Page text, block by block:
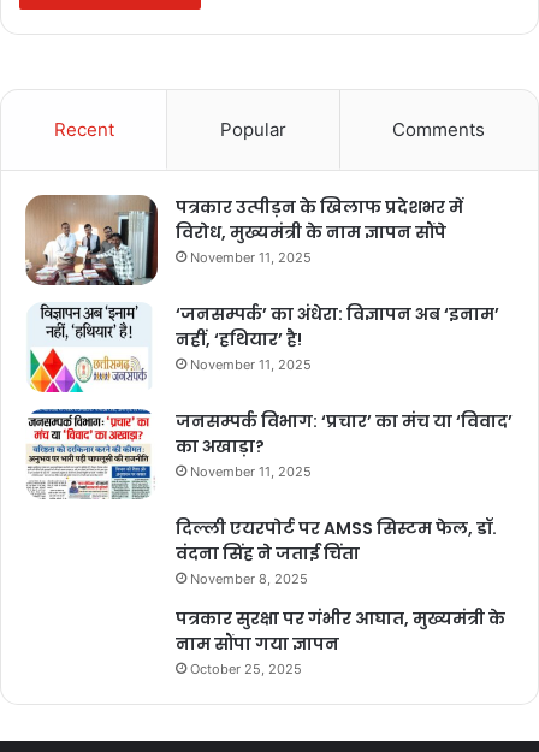
Recent Popular Comments
पत्रकार उत्पीड़न के खिलाफ प्रदेशभर में
विरोध, मुख्यमंत्री के नाम ज्ञापन सौंपे
November 11, 2025
‘जनसम्पर्क’ का अंधेरा: विज्ञापन अब ‘इनाम’
नहीं, ‘हथियार’ है!
November 11, 2025
जनसम्पर्क विभाग: ‘प्रचार’ का मंच या ‘विवाद’
का अखाड़ा?
November 11, 2025
दिल्ली एयरपोर्ट पर AMSS सिस्टम फेल, डॉ.
वंदना सिंह ने जताई चिंता
November 8, 2025
पत्रकार सुरक्षा पर गंभीर आघात, मुख्यमंत्री के
नाम सौंपा गया ज्ञापन
October 25, 2025